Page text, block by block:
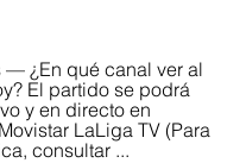
— ¿En qué canal ver al
El partido se podrá
y en directo en
LaLiga TV (Para
consultar ...